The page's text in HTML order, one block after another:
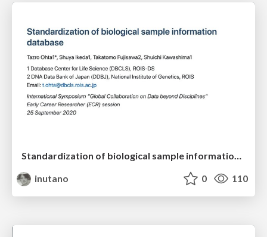
inutano
0 110